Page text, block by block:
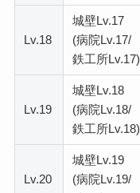
Lv.18
城壁Lv.17
(病院Lv.17/
鉄工所Lv.17)
Lv.19
城壁Lv.18
(病院Lv.18/
鉄工所Lv.18)
Lv.20
城壁Lv.19
(病院Lv.19/